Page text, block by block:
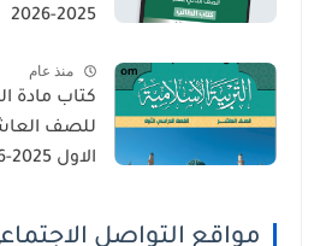
2025-2026
منذ عام
كتاب مادة
للصف
الاول 2025-2026
مواقع التواصل